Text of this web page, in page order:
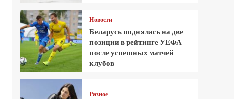
Новости
Беларусь поднялась на две
позиции в рейтинге УЕФА
после успешных матчей
клубов
Разное